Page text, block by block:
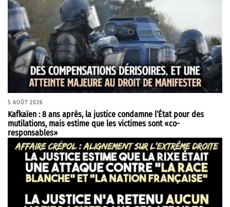
5 AOÛT 2026
Kafkaïen : 8 ans après, la justice condamne l’État pour des
mutilations, mais estime que les victimes sont «co-
responsables»